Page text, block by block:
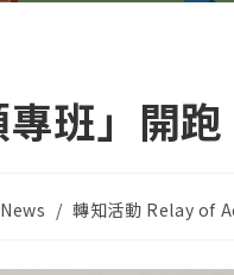
班」開
/ 轉知活動 Relay of